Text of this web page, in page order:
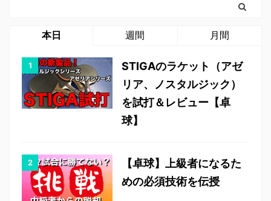
本日 週間 月間
STIGAのラケット（アゼ
リア、ノスタルジック）
を試打＆レビュー【卓
球】
【卓球】上級者になるた
めの必須技術を伝授